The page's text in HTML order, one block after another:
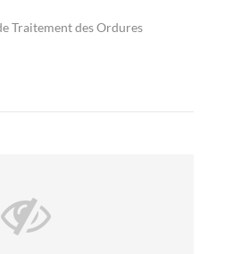
Traitement des Ordures